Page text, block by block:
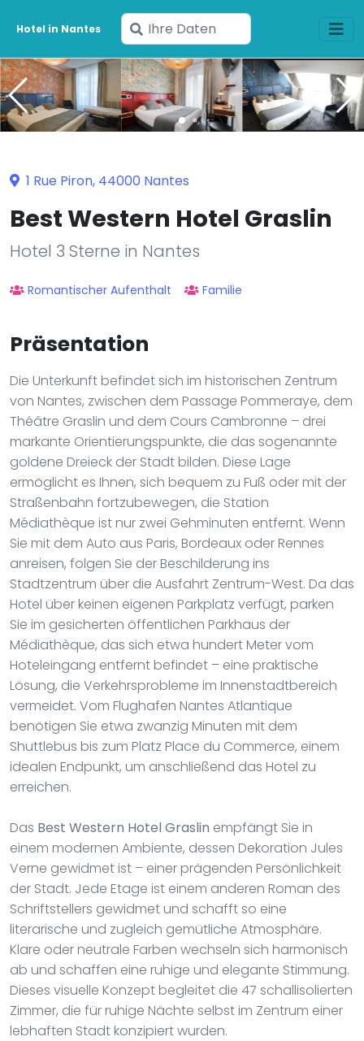
Hotel in Nantes
Geben
Sie
Ihre
Daten
ein
1 Rue Piron, 44000 Nantes
Best Western Hotel Graslin
Hotel 3 Sterne in Nantes
Romantischer Aufenthalt Familie
Präsentation
Die Unterkunft befindet sich im historischen Zentrum
von Nantes, zwischen dem Passage Pommeraye, dem
Théâtre Graslin und dem Cours Cambronne – drei
markante Orientierungspunkte, die das sogenannte
goldene Dreieck der Stadt bilden. Diese Lage
ermöglicht es Ihnen, sich bequem zu Fuß oder mit der
Straßenbahn fortzubewegen, die Station
Médiathèque ist nur zwei Gehminuten entfernt. Wenn
Sie mit dem Auto aus Paris, Bordeaux oder Rennes
anreisen, folgen Sie der Beschilderung ins
Stadtzentrum über die Ausfahrt Zentrum-West. Da das
Hotel über keinen eigenen Parkplatz verfügt, parken
Sie im gesicherten öffentlichen Parkhaus der
Médiathèque, das sich etwa hundert Meter vom
Hoteleingang entfernt befindet – eine praktische
Lösung, die Verkehrsprobleme im Innenstadtbereich
vermeidet. Vom Flughafen Nantes Atlantique
benötigen Sie etwa zwanzig Minuten mit dem
Shuttlebus bis zum Platz Place du Commerce, einem
idealen Endpunkt, um anschließend das Hotel zu
erreichen.
Das Best Western Hotel Graslin empfängt Sie in
einem modernen Ambiente, dessen Dekoration Jules
Verne gewidmet ist – einer prägenden Persönlichkeit
der Stadt. Jede Etage ist einem anderen Roman des
Schriftstellers gewidmet und schafft so eine
literarische und zugleich gemütliche Atmosphäre.
Klare oder neutrale Farben wechseln sich harmonisch
ab und schaffen eine ruhige und elegante Stimmung.
Dieses visuelle Konzept begleitet die 47 schallisolierten
Zimmer, die für ruhige Nächte selbst im Zentrum einer
lebhaften Stadt konzipiert wurden.